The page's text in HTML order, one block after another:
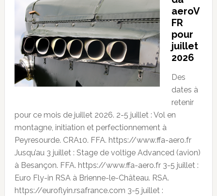
aeroV
FR
pour
juillet
2026
Des
dates à
retenir
pour ce mois de juillet 2026. 2-5 juillet : Vol en
montagne, initiation et perfectionnement à
Peyresourde. CRA10. FFA. https://www.ffa-aero.fr
Jusqu’au 3 juillet : Stage de voltige Advanced (avion)
à Besançon. FFA. https://www.ffa-aero.fr 3-5 juillet :
Euro Fly-in RSA à Brienne-le-Château. RSA.
https://euroflyin.rsafrance.com 3-5 juillet :